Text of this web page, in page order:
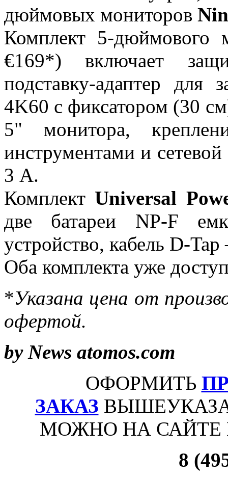
дюймовых мониторов
Комплект 5-дюймового
€169*) включает
подставку-адаптер для
4K60 с фиксатором (30
5" монитора,
инструментами и
3 А.
Комплект Universal
две батареи NP-F
устройство, кабель D-
Оба комплекта уже
*Указана цена от
офертой.
by News atomos.com
ОФОРМИТЬ
ЗАКАЗ
МОЖНО НА
8